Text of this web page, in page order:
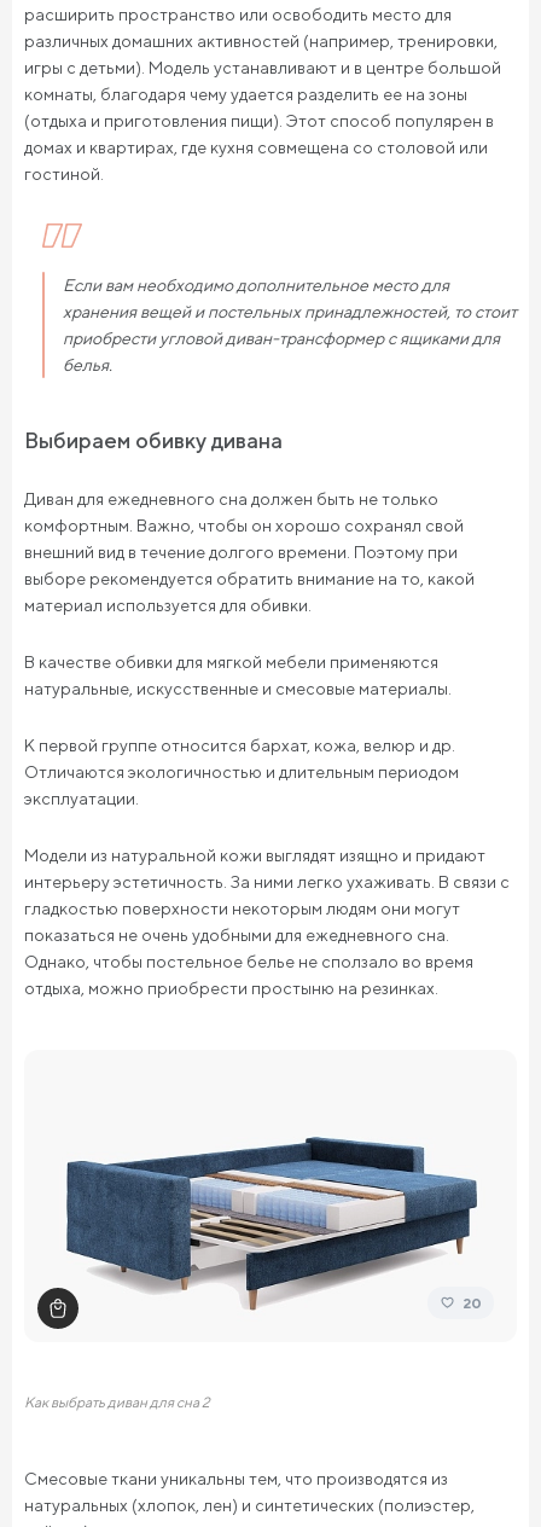
расширить пространство или освободить место для
различных домашних активностей (например, тренировки,
игры с детьми). Модель устанавливают и в центре большой
комнаты, благодаря чему удается разделить ее на зоны
(отдыха и приготовления пищи). Этот способ популярен в
домах и квартирах, где кухня совмещена со столовой или
гостиной.
Если вам необходимо дополнительное место для
хранения вещей и постельных принадлежностей, то стоит
приобрести угловой диван-трансформер с ящиками для
белья.
Выбираем обивку дивана
Диван для ежедневного сна должен быть не только
комфортным. Важно, чтобы он хорошо сохранял свой
внешний вид в течение долгого времени. Поэтому при
выборе рекомендуется обратить внимание на то, какой
материал используется для обивки.
В качестве обивки для мягкой мебели применяются
натуральные, искусственные и смесовые материалы.
К первой группе относится бархат, кожа, велюр и др.
Отличаются экологичностью и длительным периодом
эксплуатации.
Модели из натуральной кожи выглядят изящно и придают
интерьеру эстетичность. За ними легко ухаживать. В связи с
гладкостью поверхности некоторым людям они могут
показаться не очень удобными для ежедневного сна.
Однако, чтобы постельное белье не сползало во время
отдыха, можно приобрести простыню на резинках.
20
Как выбрать диван для сна 2
Смесовые ткани уникальны тем, что производятся из
натуральных (хлопок, лен) и синтетических (полиэстер,